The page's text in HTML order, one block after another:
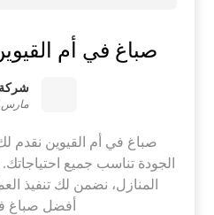
صباغ في أم القيوين
مارس 25, 2025
صباغ في أم القيوين نقدم
الجودة تناسب جميع
المنازل، نضمن لك تنفيذ
أفضل صباغ